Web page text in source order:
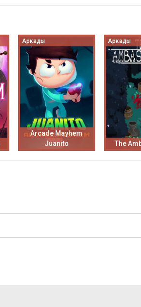
Аркады
Arcade Mayhem
Juanito
Аркады
The